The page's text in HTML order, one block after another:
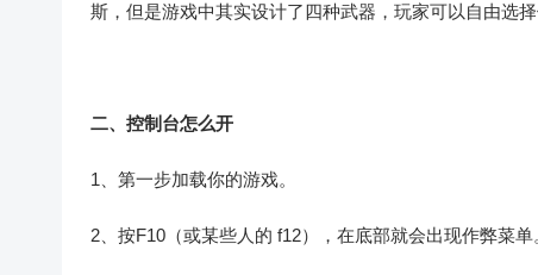
斯，但是游戏中其实设计了四种武器，玩家可以自由选择
二、控制台怎么开
1、第一步加载你的游戏。
2、按F10（或某些人的 f12），在底部就会出现作弊菜单